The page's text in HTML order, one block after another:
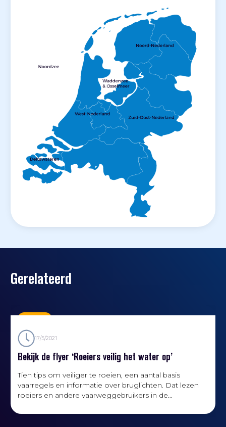
Gerelateerd
17/5/2021
Bekijk de flyer ‘Roeiers veilig het water op’
Tien tips om veiliger te roeien, een aantal basis
vaarregels en informatie over bruglichten. Dat lezen
roeiers en andere vaarweggebruikers in de